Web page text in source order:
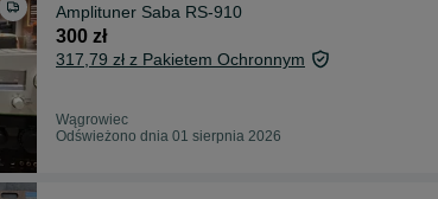
Amplituner Saba RS-910
300 zł
317,79 zł z Pakietem Ochronnym
Wągrowiec
Odświeżono dnia 01 sierpnia 2026